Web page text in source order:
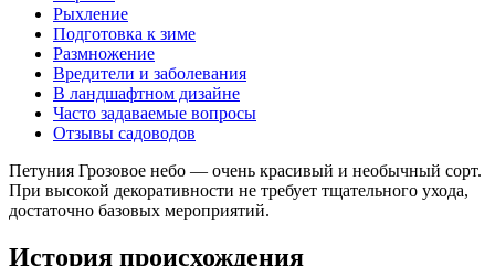
Рыхление
Подготовка к зиме
Размножение
Вредители и заболевания
В ландшафтном дизайне
Часто задаваемые вопросы
Отзывы садоводов
Петуния Грозовое небо — очень красивый и необычный сорт.
При высокой декоративности не требует тщательного ухода,
достаточно базовых мероприятий.
История происхождения